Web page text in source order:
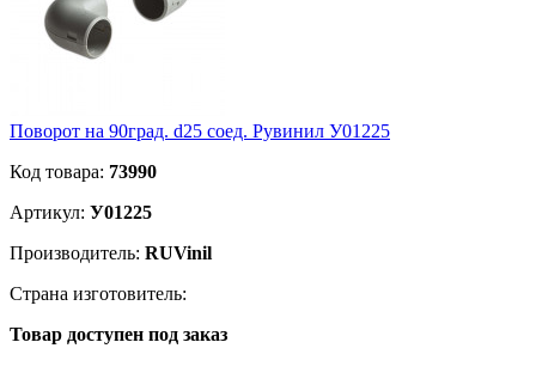
Поворот на 90град. d25 соед. Рувинил У01225
Код товара: 73990
Артикул: У01225
Производитель: RUVinil
Страна изготовитель:
Товар доступен под заказ